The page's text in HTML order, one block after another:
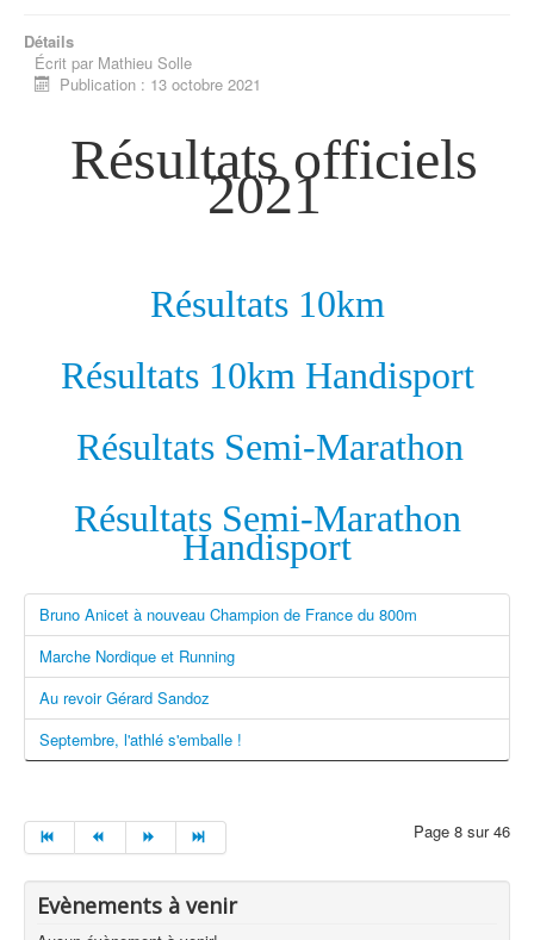
Détails
Écrit par Mathieu Solle
Publication : 13 octobre 2021
Résultats officiels
2021
Résultats 10km
Résultats 10km Handisport
Résultats Semi-Marathon
Résultats Semi-Marathon
Handisport
Bruno Anicet à nouveau Champion de France du 800m
Marche Nordique et Running
Au revoir Gérard Sandoz
Septembre, l'athlé s'emballe !
Page 8 sur 46
Evènements à venir